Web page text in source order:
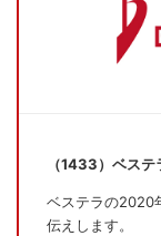
（1433）ベス
ベステラの2020
伝えします。